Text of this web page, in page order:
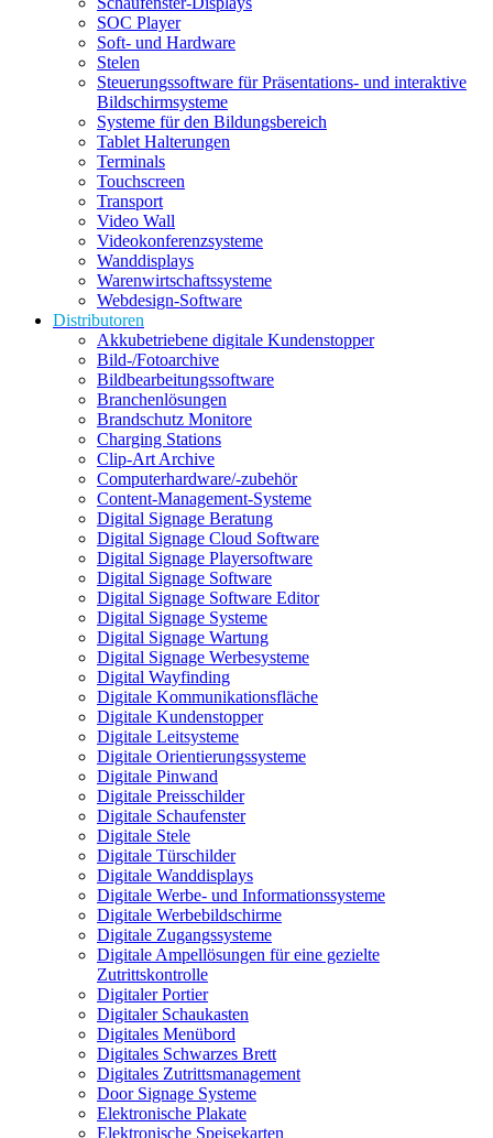
SOC Player
Soft- und Hardware
Stelen
Steuerungssoftware für Präsentations- und interaktive
Bildschirmsysteme
Systeme für den Bildungsbereich
Tablet Halterungen
Terminals
Touchscreen
Transport
Video Wall
Videokonferenzsysteme
Wanddisplays
Warenwirtschaftssysteme
Webdesign-Software
Distributoren
Akkubetriebene digitale Kundenstopper
Bild-/Fotoarchive
Bildbearbeitungssoftware
Branchenlösungen
Brandschutz Monitore
Charging Stations
Clip-Art Archive
Computerhardware/-zubehör
Content-Management-Systeme
Digital Signage Beratung
Digital Signage Cloud Software
Digital Signage Playersoftware
Digital Signage Software
Digital Signage Software Editor
Digital Signage Systeme
Digital Signage Wartung
Digital Signage Werbesysteme
Digital Wayfinding
Digitale Kommunikationsfläche
Digitale Kundenstopper
Digitale Leitsysteme
Digitale Orientierungssysteme
Digitale Pinwand
Digitale Preisschilder
Digitale Schaufenster
Digitale Stele
Digitale Türschilder
Digitale Wanddisplays
Digitale Werbe- und Informationssysteme
Digitale Werbebildschirme
Digitale Zugangssysteme
Digitale Ampellösungen für eine gezielte
Zutrittskontrolle
Digitaler Portier
Digitaler Schaukasten
Digitales Menübord
Digitales Schwarzes Brett
Digitales Zutrittsmanagement
Door Signage Systeme
Elektronische Plakate
Elektronische Speisekarten